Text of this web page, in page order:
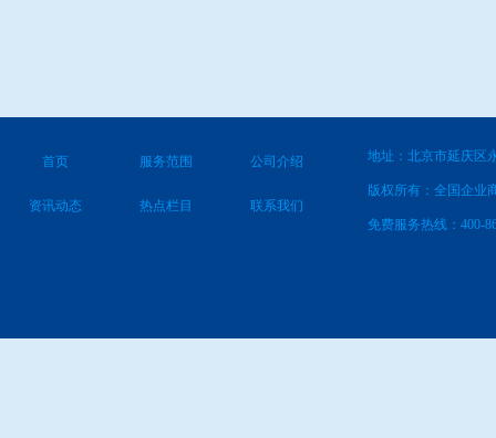
首页 服务范围 公司介绍
资讯动态 热点栏目 联系我们
地址：北京市延庆区
版权所有：全国企业
免费服务热线：